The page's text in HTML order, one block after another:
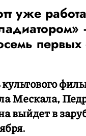
уже
первых
Мескала,
выйдет в